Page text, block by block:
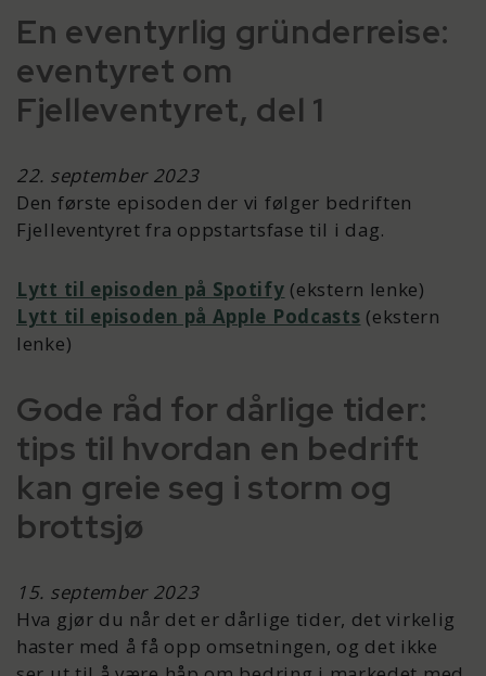
En eventyrlig gründerreise:
eventyret om
Fjelleventyret, del 1
22. september 2023
Den første episoden der vi følger bedriften
Fjelleventyret fra oppstartsfase til i dag.
Lytt til episoden på Spotify (ekstern lenke)
Lytt til episoden på Apple Podcasts (ekstern
lenke)
Gode råd for dårlige tider:
tips til hvordan en bedrift
kan greie seg i storm og
brottsjø
15. september 2023
Hva gjør du når det er dårlige tider, det virkelig
haster med å få opp omsetningen, og det ikke